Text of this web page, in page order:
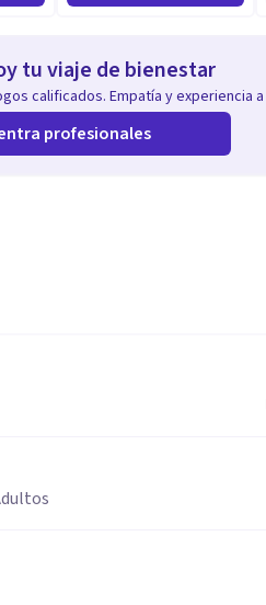
tu viaje de bienestar
calificados. Empatía y experiencia
profesionales